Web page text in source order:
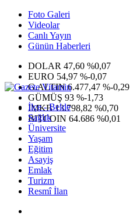
Foto Galeri
Videolar
Canlı Yayın
Günün Haberleri
DOLAR 47,60 %0,07
EURO 54,97 %-0,07
G.ALTIN6.477,47 %-0,29
GÜMÜŞ 93 %-1,73
IMKB13.798,82 %0,70
BITCOIN 64.686 %0,01
İlçe - Belde
Sağlık
Üniversite
Yaşam
Eğitim
Asayiş
Emlak
Turizm
Resmî İlan